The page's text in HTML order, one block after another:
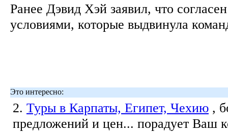
Ранее Дэвид Хэй заявил, что
условиями, которые выдвинула
Это интересно:
2. Туры в Карпаты, Египет, Чехию ,
предложений и цен... порадует Ваш